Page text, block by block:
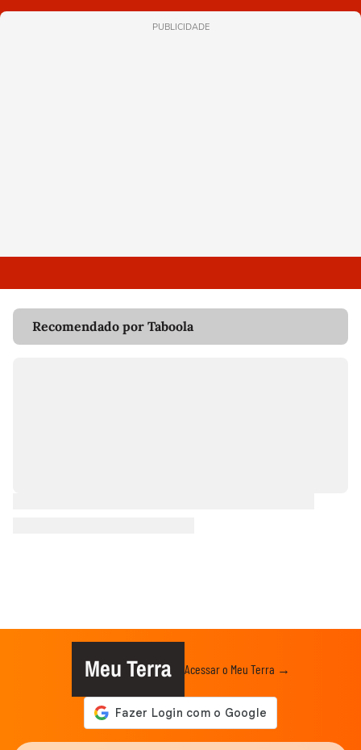
PUBLICIDADE
Recomendado por Taboola
Meu Terra Acessar o Meu Terra →